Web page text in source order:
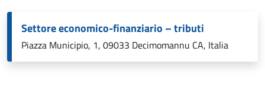
Settore economico-finanziario – tributi
Piazza Municipio, 1, 09033 Decimomannu CA, Italia